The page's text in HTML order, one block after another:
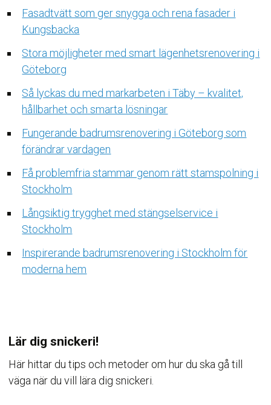
Fasadtvätt som ger snygga och rena fasader i
Kungsbacka
Stora möjligheter med smart lägenhetsrenovering i
Göteborg
Så lyckas du med markarbeten i Täby – kvalitet,
hållbarhet och smarta lösningar
Fungerande badrumsrenovering i Göteborg som
förändrar vardagen
Få problemfria stammar genom rätt stamspolning i
Stockholm
Långsiktig trygghet med stängselservice i
Stockholm
Inspirerande badrumsrenovering i Stockholm för
moderna hem
Lär dig snickeri!
Här hittar du tips och metoder om hur du ska gå till
väga när du vill lära dig snickeri.